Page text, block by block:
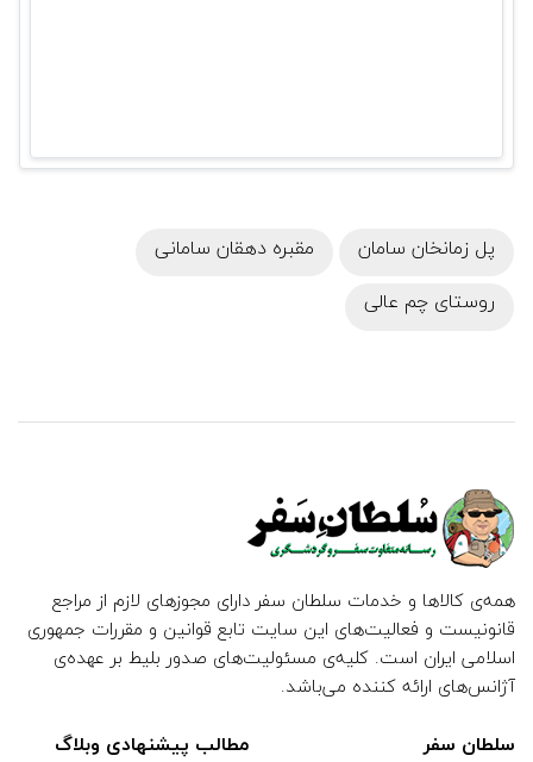
پل زمانخان سامان
مقبره دهقان سامانی
روستای چم عالی
همه‌ی کالاها و خدمات سلطان سفر دارای مجوزهای لازم از مراجع
قانونیست و فعالیت‌های این سایت تابع قوانین و مقررات جمهوری
اسلامی ایران است. کلیه‌ی مسئولیت‌های صدور بلیط بر عهده‌ی
آژانس‌های ارائه کننده می‌باشد.
سلطان سفر مطالب پیشنهادی وبلاگ